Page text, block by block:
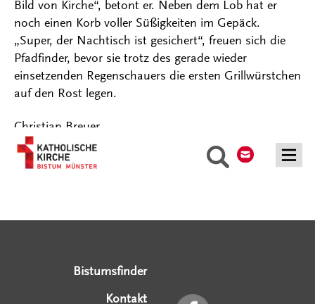
Suche
Bild von Kirche“, betont er. Neben dem Lob hat er
noch einen Korb voller Süßigkeiten im Gepäck.
„Super, der Nachtisch ist gesichert“, freuen sich die
Pfadfinder, bevor sie trotz des gerade wieder
einsetzenden Regenschauers die ersten Grillwürstchen
auf den Rost legen.
Christian Breuer
Bistumsfinder
Kontakt